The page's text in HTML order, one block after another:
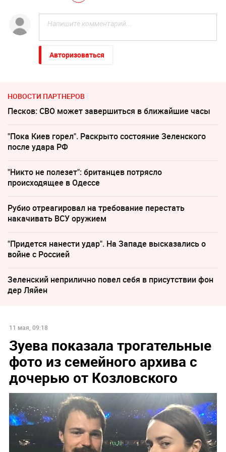
Авторизоваться
НОВОСТИ ПАРТНЕРОВ
Песков: СВО может завершиться в ближайшие часы
"Пока Киев горел". Раскрыто состояние Зеленского
после удара РФ
"Никто не полезет": британцев потрясло
происходящее в Одессе
Рубио отреагировал на требование перестать
накачивать ВСУ оружием
"Придется нанести удар". На Западе высказались о
войне с Россией
Зеленский неприлично повел cебя в присутствии фон
дер Ляйен
11 мая, 09:18
Зуева показала трогательные
фото из семейного архива с
дочерью от Козловского